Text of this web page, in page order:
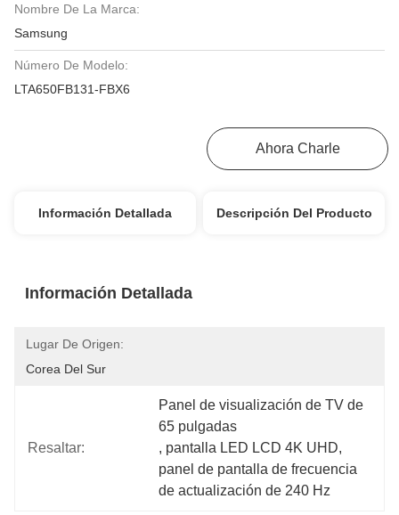
Nombre De La Marca:
Samsung
Número De Modelo:
LTA650FB131-FBX6
Ahora Charle
Información Detallada Descripción Del Producto
Información Detallada
Lugar De Origen:
Corea Del Sur
Resaltar:
Panel de visualización de TV de
65 pulgadas
, pantalla LED LCD 4K UHD,
panel de pantalla de frecuencia
de actualización de 240 Hz